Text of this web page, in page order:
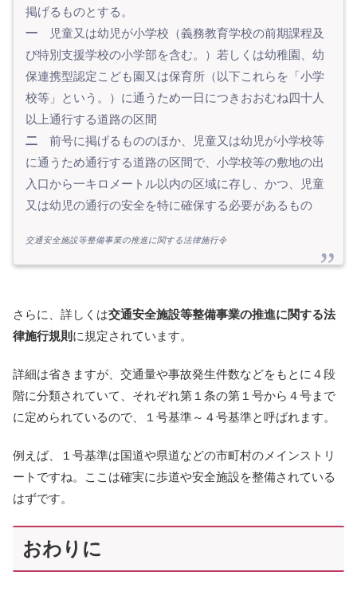
掲げるものとする。
一 児童又は幼児が小学校（義務教育学校の前期課程及
び特別支援学校の小学部を含む。）若しくは幼稚園、幼
保連携型認定こども園又は保育所（以下これらを「小学
校等」という。）に通うため一日につきおおむね四十人
以上通行する道路の区間
二 前号に掲げるもののほか、児童又は幼児が小学校等
に通うため通行する道路の区間で、小学校等の敷地の出
入口から一キロメートル以内の区域に存し、かつ、児童
又は幼児の通行の安全を特に確保する必要があるもの
交通安全施設等整備事業の推進に関する法律施行令
さらに、詳しくは交通安全施設等整備事業の推進に関する法
律施行規則 に規定されています。
詳細は省きますが、交通量や事故発生件数などをもとに４段
階に分類されていて、それぞれ第１条の第１号から４号まで
に定められているので、１号基準～４号基準と呼ばれます。
例えば、１号基準は国道や県道などの市町村のメインストリ
ートですね。ここは確実に歩道や安全施設を整備されている
はずです。
おわりに